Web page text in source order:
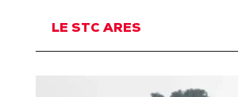
LE STC ARES